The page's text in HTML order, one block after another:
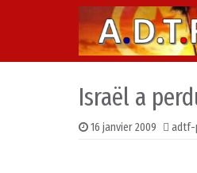
Skip to content
Main Navigation
Israël a
16 janvier 2009 adtf-